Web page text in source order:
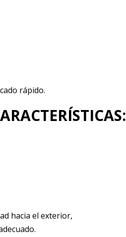
rápido.
hacia el exterior,